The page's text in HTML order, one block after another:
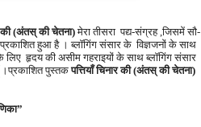
की (अंतस् की चेतना)मेरा तीसरा पद्य-संग्रह ,जिसमें सौ-
प्रकाशित हुआ है । ब्लॉगिंग संसार के विज्ञजनों के साथ
लिए हृदय की असीम गहराइयों के साथ ब्लॉगिंग संसार
।प्रकाशित पुस्तकपत्तियाँ चिनार की (अंतस् की चेतना)